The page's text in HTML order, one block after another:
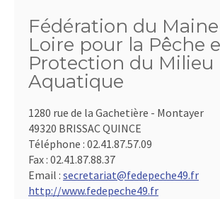
Fédération du
Loire pour la Pêche
Protection du Milieu
Aquatique
1280 rue de la Gachetière - Montayer
49320 BRISSAC QUINCE
Téléphone : 02.41.87.57.09
Fax : 02.41.87.88.37
Email : secretariat@fedepeche49.fr
http://www.fedepeche49.fr